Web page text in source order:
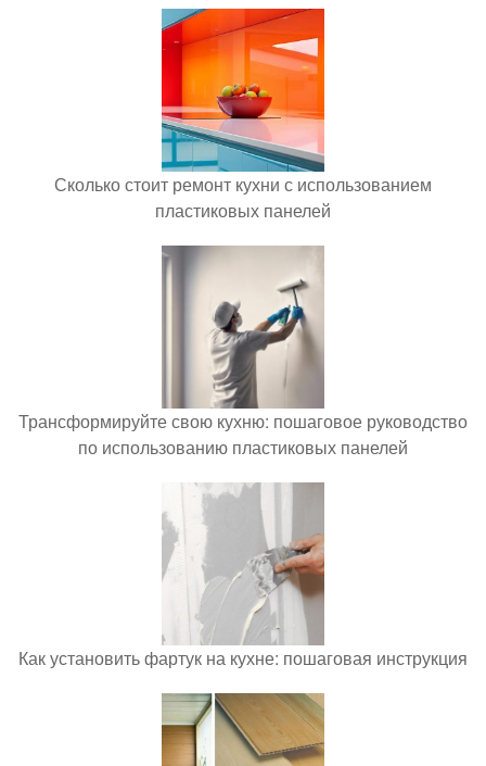
Сколько стоит ремонт кухни с использованием
пластиковых панелей
Трансформируйте свою кухню: пошаговое руководство
по использованию пластиковых панелей
Как установить фартук на кухне: пошаговая инструкция